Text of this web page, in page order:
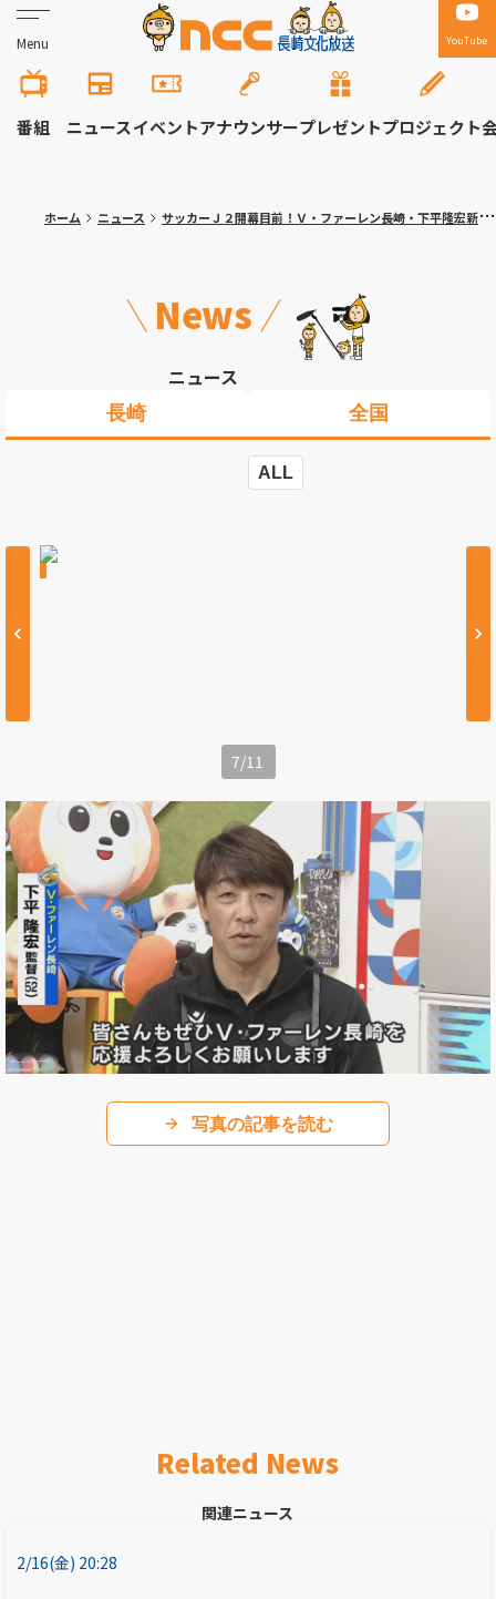
Menu YouTube
番組 ニュースイベントアナウンサープレゼントプロジェクト
ホーム ニュース サッカーＪ２開幕目前！Ｖ・ファーレン長崎・下平隆宏新監督（52）意気込み
News
ニュース
長崎 全国
ALL
7/11
写真の記事を読む
Related News
関連ニュース
2/16(金) 20:28